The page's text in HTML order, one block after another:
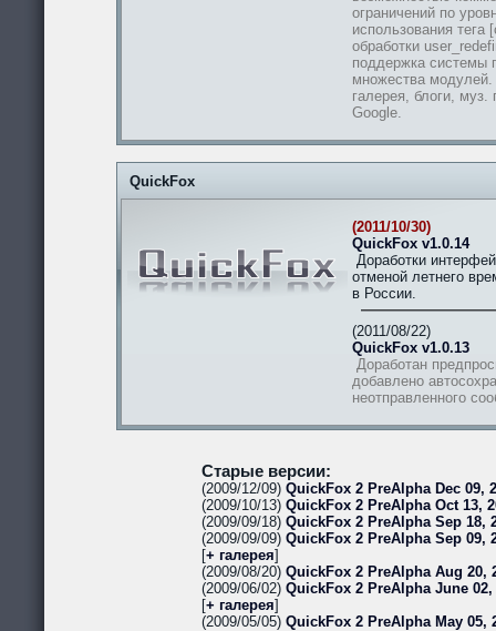
ограничений по
использования тега
обработки
поддержка системы
множества
галерея, блоги, муз.
Google.
QuickFox
(2011/10/30)
QuickFox v1.0.14
Доработки
отменой летнего
в России.
(2011/08/22)
QuickFox v1.0.13
Доработан
добавлено
неотправленного
Старые версии:
(2009/12/09) QuickFox 2 PreAlpha Dec 09,
(2009/10/13) QuickFox 2 PreAlpha Oct 13,
(2009/09/18) QuickFox 2 PreAlpha Sep 18,
(2009/09/09) QuickFox 2 PreAlpha Sep 09,
[+ галерея]
(2009/08/20) QuickFox 2 PreAlpha Aug 20,
(2009/06/02) QuickFox 2 PreAlpha June 02,
[+ галерея]
(2009/05/05) QuickFox 2 PreAlpha May 05,